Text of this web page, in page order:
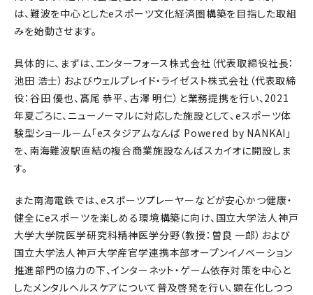
は、難波を中心としたeスポーツ文化経済圏構築を目指した取組
みを始動させます。
具体的に、まずは、エンターフォース株式会社（代表取締役社長：
池田 浩士）およびウェルプレイド・ライゼスト株式会社（代表取締
役：谷田 優也、髙尾 恭平、古澤 明仁）と業務提携を行い、2021
年夏ごろに、ニューノーマルに対応した施設として、eスポーツ体
験型ショールーム「eスタジアムなんば Powered by NANKAI」
を、南海難波駅直結の複合商業施設なんばスカイオに開設しま
す。
また南海電鉄では、eスポーツプレーヤーなどが安心かつ健康・
健全にeスポーツを楽しめる環境構築に向け、国立大学法人神戸
大学大学院医学研究科精神医学分野（教授：曽良 一郎）および
国立大学法人神戸大学産官学連携本部オープンイノベーション
推進部門の協力の下、インターネット・ゲーム依存対策を中心と
したメンタルヘルスケアについて普及啓発を行い、顕在化しつつ